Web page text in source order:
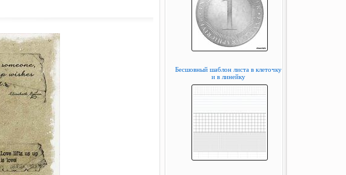
Бесшовный шаблон листа в клеточку
и в линейку